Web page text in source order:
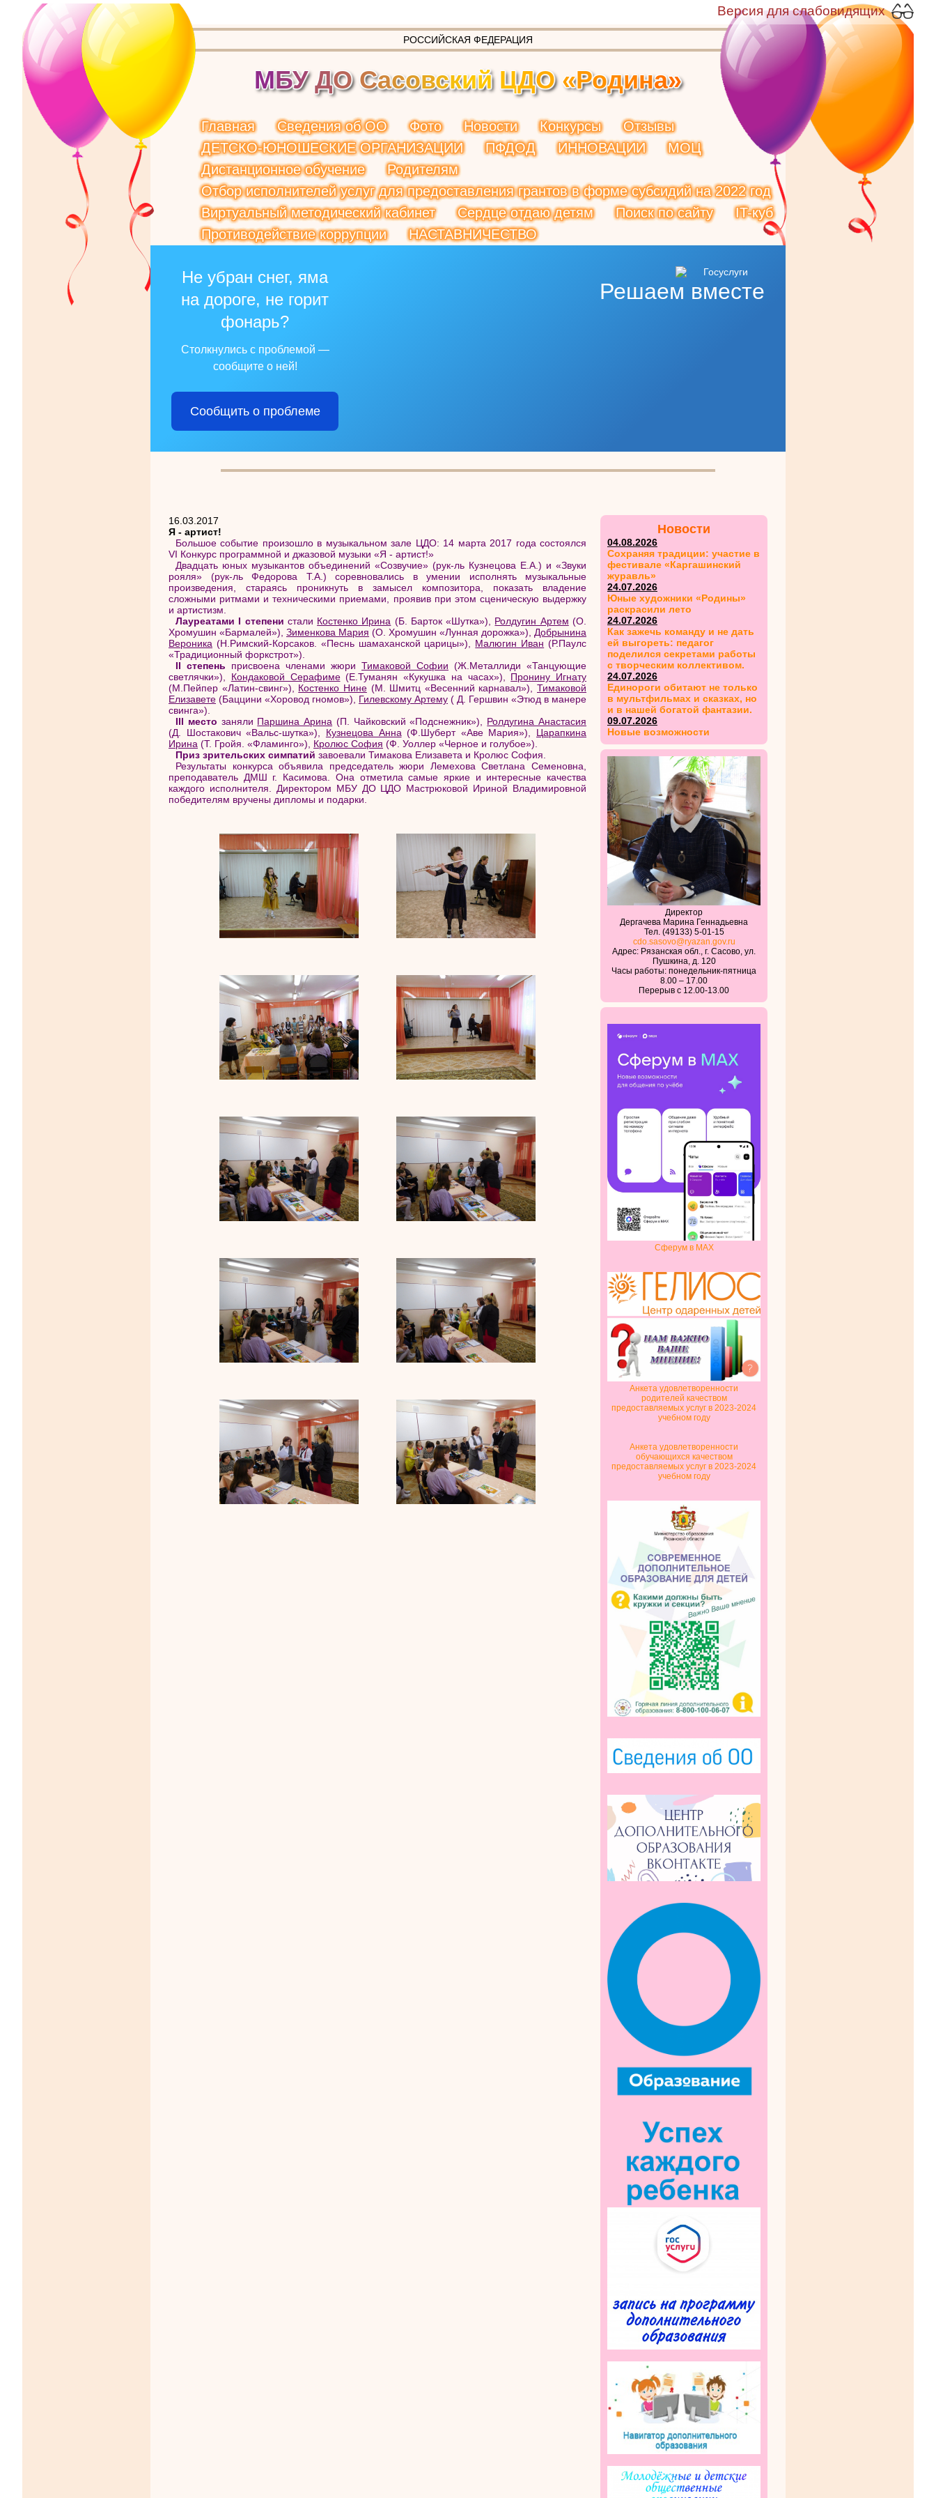
Версия для слабовидящих
РОССИЙСКАЯ ФЕДЕРАЦИЯ
МБУ ДО Сасовский ЦДО «Родина»
Главная Сведения об ОО Фото Новости Конкурсы
Отзывы
ДЕТСКО-ЮНОШЕСКИЕ ОРГАНИЗАЦИИ
ПФДОД ИННОВАЦИИ
МОЦ
Дистанционное обучение
Родителям
Отбор исполнителей услуг для предоставления грантов в форме субсидий на 2022 год
Виртуальный методический кабинет
Сердце отдаю детям Поиск по сайту
IT-куб
Противодействие коррупции
НАСТАВНИЧЕСТВО
Решаем вместе
Не убран снег, яма
на дороге, не горит
фонарь?
Столкнулись с проблемой —
сообщите о ней!
Сообщить о проблеме
16.03.2017
Я - артист!
Большое событие произошло в музыкальном зале ЦДО: 14 марта 2017 года состоялся
VI Конкурс программной и джазовой музыки «Я - артист!»
Двадцать юных музыкантов объединений «Созвучие» (рук-ль Кузнецова Е.А.) и «Звуки
рояля» (рук-ль Федорова Т.А.) соревновались в умении исполнять музыкальные
произведения, стараясь проникнуть в замысел композитора, показать владение
сложными ритмами и техническими приемами, проявив при этом сценическую выдержку
и артистизм.
Лауреатами I степени стали Костенко Ирина (Б. Барток «Шутка»), Ролдугин Артем (О.
Хромушин «Бармалей»), Зименкова Мария (О. Хромушин «Лунная дорожка»), Добрынина
Вероника (Н.Римский-Корсаков. «Песнь шамаханской царицы»), Малюгин Иван (Р.Паулс
«Традиционный форкстрот»).
II степень присвоена членами жюри Тимаковой Софии (Ж.Металлиди «Танцующие
светлячки»), Кондаковой Серафиме(Е.Туманян «Кукушка на часах»), Пронину Игнату
(М.Пейпер «Латин-свинг»), Костенко Нине(М. Шмитц «Весенний карнавал»), Тимаковой
Елизавете (Баццини «Хоровод гномов»), Гилевскому Артему ( Д. Гершвин «Этюд в манере
свинга»).
III место заняли Паршина Арина (П. Чайковский «Подснежник»), Ролдугина Анастасия
(Д. Шостакович «Вальс-шутка»), Кузнецова Анна (Ф.Шуберт «Аве Мария»), Царапкина
Ирина (Т. Гройя. «Фламинго»), Кролюс София (Ф. Уоллер «Черное и голубое»).
Приз зрительских симпатий завоевали Тимакова Елизавета и Кролюс София.
Результаты конкурса объявила председатель жюри Лемехова Светлана Семеновна,
преподаватель ДМШ г. Касимова. Она отметила самые яркие и интересные качества
каждого исполнителя. Директором МБУ ДО ЦДО Мастрюковой Ириной Владимировной
победителям вручены дипломы и подарки.
Новости
04.08.2026
Сохраняя традиции: участие в
фестивале «Каргашинский
журавль»
24.07.2026
Юные художники «Родины»
раскрасили лето
24.07.2026
Как зажечь команду и не дать
ей выгореть: педагог
поделился секретами работы
с творческим коллективом.
24.07.2026
Единороги обитают не только
в мультфильмах и сказках, но
и в нашей богатой фантазии.
09.07.2026
Новые возможности
Директор
Дергачева Марина Геннадьевна
Тел. (49133) 5-01-15
cdo.sasovo@ryazan.gov.ru
Адрес: Рязанская обл., г. Сасово, ул.
Пушкина, д. 120
Часы работы: понедельник-пятница
8.00 – 17.00
Перерыв с 12.00-13.00
Сферум в MAX
Анкета удовлетворенности
родителей качеством
предоставляемых услуг в 2023-2024
учебном году
Анкета удовлетворенности
обучающихся качеством
предоставляемых услуг в 2023-2024
учебном году